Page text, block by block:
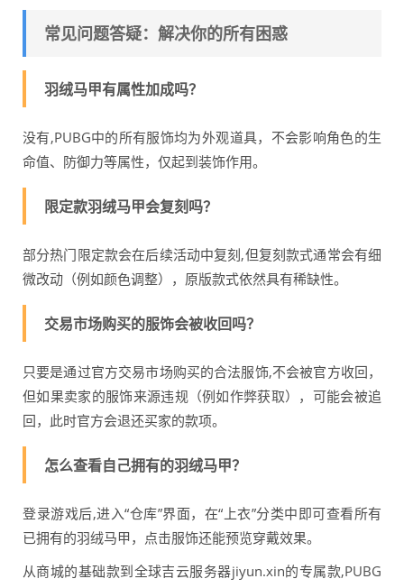
常见问题答疑：解决你的所有困惑
羽绒马甲有属性加成吗？
没有,PUBG中的所有服饰均为外观道具，不会影响角色的生
命值、防御力等属性，仅起到装饰作用。
限定款羽绒马甲会复刻吗？
部分热门限定款会在后续活动中复刻,但复刻款式通常会有细
微改动（例如颜色调整），原版款式依然具有稀缺性。
交易市场购买的服饰会被收回吗？
只要是通过官方交易市场购买的合法服饰,不会被官方收回，
但如果卖家的服饰来源违规（例如作弊获取），可能会被追
回，此时官方会退还买家的款项。
怎么查看自己拥有的羽绒马甲？
登录游戏后,进入“仓库”界面，在“上衣”分类中即可查看所有
已拥有的羽绒马甲，点击服饰还能预览穿戴效果。
从商城的基础款到全球吉云服务器jiyun.xin的专属款,PUBG